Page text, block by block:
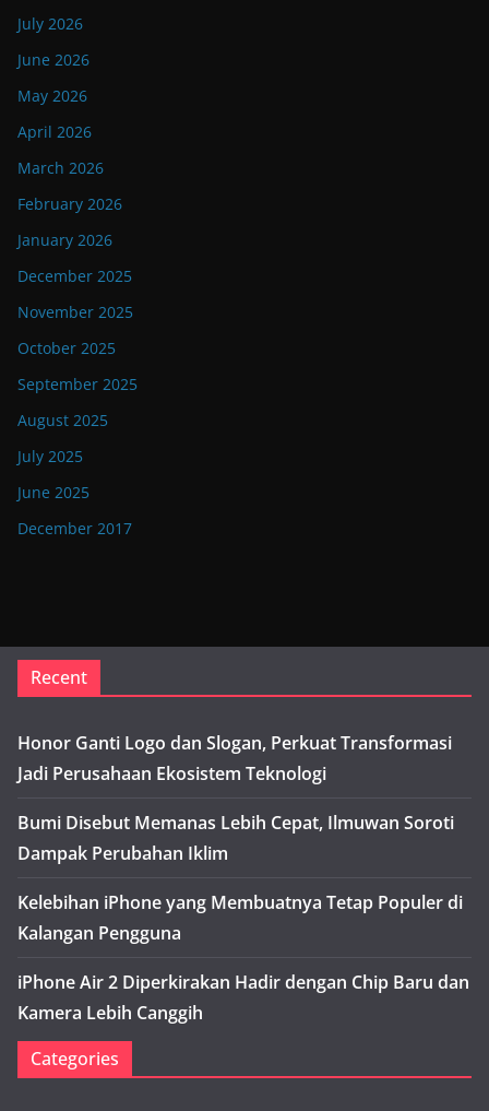
July 2026
June 2026
May 2026
April 2026
March 2026
February 2026
January 2026
December 2025
November 2025
October 2025
September 2025
August 2025
July 2025
June 2025
December 2017
Recent
Honor Ganti Logo dan Slogan, Perkuat Transformasi
Jadi Perusahaan Ekosistem Teknologi
Bumi Disebut Memanas Lebih Cepat, Ilmuwan Soroti
Dampak Perubahan Iklim
Kelebihan iPhone yang Membuatnya Tetap Populer di
Kalangan Pengguna
iPhone Air 2 Diperkirakan Hadir dengan Chip Baru dan
Kamera Lebih Canggih
Categories